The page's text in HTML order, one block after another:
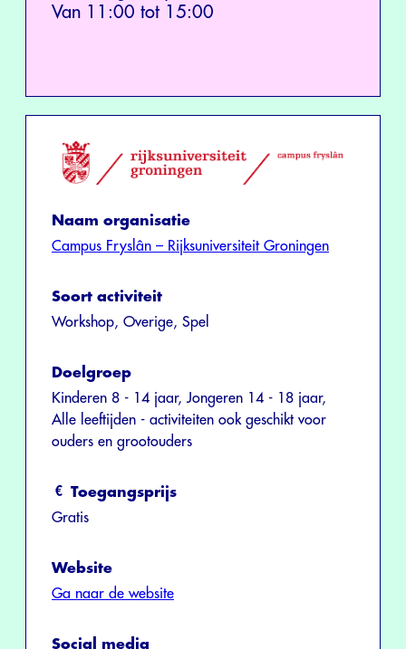
Van 11:00 tot 15:00
Naam organisatie
Campus Fryslân – Rijksuniversiteit Groningen
Soort activiteit
Workshop, Overige, Spel
Doelgroep
Kinderen 8 - 14 jaar, Jongeren 14 - 18 jaar,
Alle leeftijden - activiteiten ook geschikt voor
ouders en grootouders
Toegangsprijs
Gratis
Website
Ga naar de website
Social media